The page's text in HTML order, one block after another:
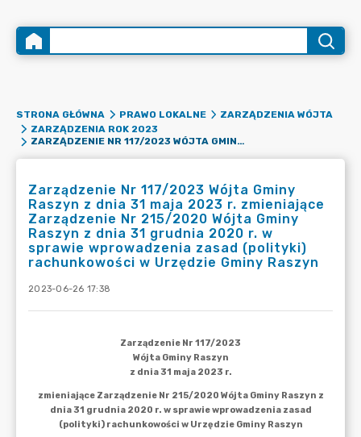
STRONA GŁÓWNA PRAWO LOKALNE
ZARZĄDZENIA WÓJTA
ZARZĄDZENIA ROK 2023
ZARZĄDZENIE NR 117/2023 WÓJTA GMINY RASZYN Z DNIA 31 MAJA 2023 R. ZMIENIAJĄCE ZARZĄDZENIE NR 215/2020 WÓJTA GMINY RASZYN Z DNIA 31 GRUDNIA 2020 R. W SPRAWIE WPROWADZENIA ZASAD (POLITYKI) RACHUNKOWOŚCI W URZĘDZIE GMINY RASZYN
Zarządzenie Nr 117/2023 Wójta Gminy
Raszyn z dnia 31 maja 2023 r. zmieniające
Zarządzenie Nr 215/2020 Wójta Gminy
Raszyn z dnia 31 grudnia 2020 r. w
sprawie wprowadzenia zasad (polityki)
rachunkowości w Urzędzie Gminy Raszyn
2023-06-26 17:38